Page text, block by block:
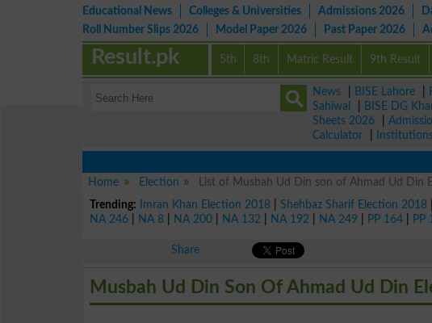
Educational News Colleges & Universities Admissions 2026
Roll Number Slips 2026
Model Paper 2026 Past Paper 2026
5th 8th Matric Result 9th Result
Result.pk
News BISE Lahore
Sahiwal
BISE DG
Sheets 2026
Calculator
Home
Election
List of Musbah Ud Din son of Ahmad Ud Din
Trending:
Imran Khan Election 2018 |Shehbaz Sharif Election 2018
NA 246
NA 8 NA 200 NA 132 NA 192 NA 249 PP 164 PP
Share
Musbah Ud Din Son Of Ahmad Ud Din